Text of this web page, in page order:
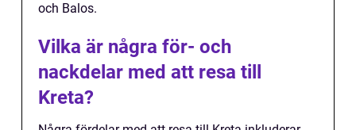
och Balos.
Vilka är några för- och
nackdelar med att resa till
Kreta?